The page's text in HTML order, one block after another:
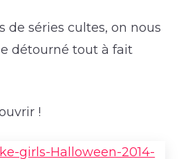
de séries cultes, on nous
détourné tout à fait
!